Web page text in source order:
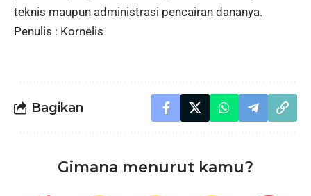
teknis maupun administrasi pencairan dananya.
Penulis : Kornelis
Bagikan
Gimana menurut kamu?